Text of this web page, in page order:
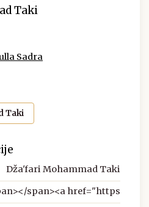
Taki
Sadra
Taki
Dža'fari Mohammad Taki
span><a href="https